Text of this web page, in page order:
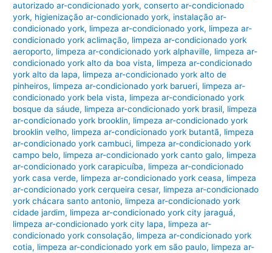
autorizado ar-condicionado york,conserto ar-condicionado
york, higienização ar-condicionado york, instalação ar-
condicionado york, limpeza ar-condicionado york, limpeza ar-
condicionado york aclimação, limpeza ar-condicionado york
aeroporto, limpeza ar-condicionado york alphaville, limpeza ar-
condicionado york alto da boa vista, limpeza ar-condicionado
york alto da lapa, limpeza ar-condicionado york alto de
pinheiros, limpeza ar-condicionado york barueri, limpeza ar-
condicionado york bela vista, limpeza ar-condicionado york
bosque da sáude, limpeza ar-condicionado york brasil, limpeza
ar-condicionado york brooklin, limpeza ar-condicionado york
brooklin velho, limpeza ar-condicionado york butantã, limpeza
ar-condicionado york cambuci, limpeza ar-condicionado york
campo belo, limpeza ar-condicionado york canto galo, limpeza
ar-condicionado york carapicuíba, limpeza ar-condicionado
york casa verde, limpeza ar-condicionado york ceasa, limpeza
ar-condicionado york cerqueira cesar, limpeza ar-condicionado
york chácara santo antonio, limpeza ar-condicionado york
cidade jardim, limpeza ar-condicionado york city jaraguá,
limpeza ar-condicionado york city lapa, limpeza ar-
condicionado york consolação, limpeza ar-condicionado york
cotia, limpeza ar-condicionado york em são paulo, limpeza ar-